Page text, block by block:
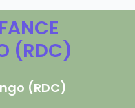
(RDC)
(RDC)